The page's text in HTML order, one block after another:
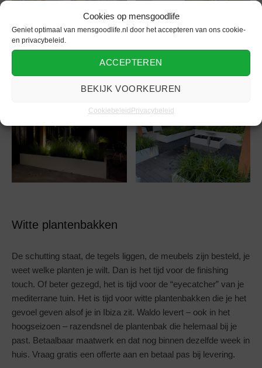
Cookies op mensgoodlife
Geniet optimaal van mensgoodlife.nl door het accepteren van ons cookie-
en privacybeleid.
ACCEPTEREN
BEKIJK VOORKEUREN
CookiebeleidPrivacybeleid
Witte plantenbakken
De schutting staat, de tegels liggen, de meubels zijn besteld, je
weet welke planten je wilt. Dan is het tijd voor de finishing
touch. Of beter gezegd, het is tijd voor de “eyecatcher” van je
mediterrane tuin. Het is tijd voor witte plantenbakken die je het
gevoel geven alsof je in Ibiza zit. Waldo levert – ook in het
hoogseizoen – razendsnel de plantenbak die helemaal bij je
past. Betaalbaar maatwerk en dat nog binnen dezelfde week in
huis. Vraag gratis een offerte aan en betaal pas bij levering.